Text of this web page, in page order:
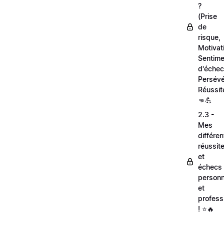
?
(Prise
de
risque,
👊💪
2.3 -
Mes
et
échecs
et
! ⭐🔥